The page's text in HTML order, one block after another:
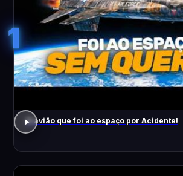
1
O avião que foi ao espaço por Acidente!